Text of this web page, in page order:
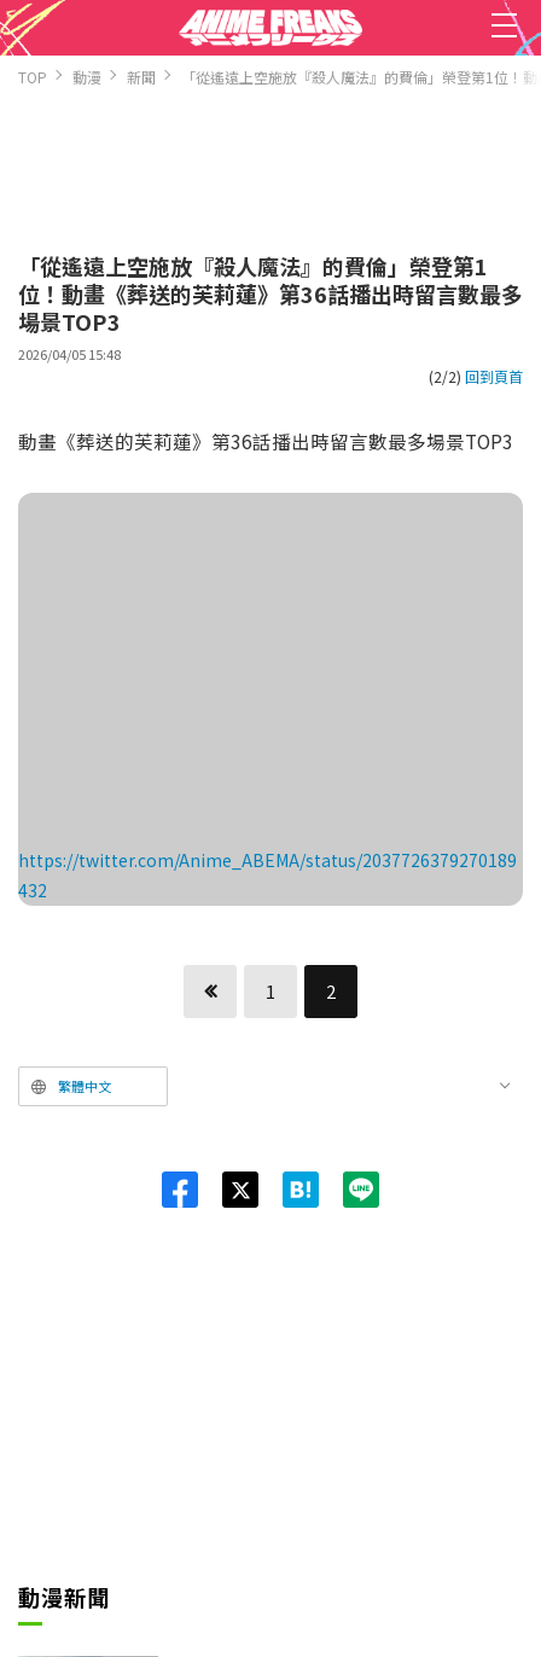
TOP 動漫 新聞 「從遙遠上空施放『殺人魔法』的費倫」榮登第1位！
「從遙遠上空施放『殺人魔法』的費倫」榮登第1
位！動畫《葬送的芙莉蓮》第36話播出時留言數最多
場景TOP3
2026/04/05 15:48
(2/2) 回到頁首
動畫《葬送的芙莉蓮》第36話播出時留言數最多場景TOP3
https://twitter.com/Anime_ABEMA/status/2037726379270189
432
1 2
繁體中文
動漫新聞